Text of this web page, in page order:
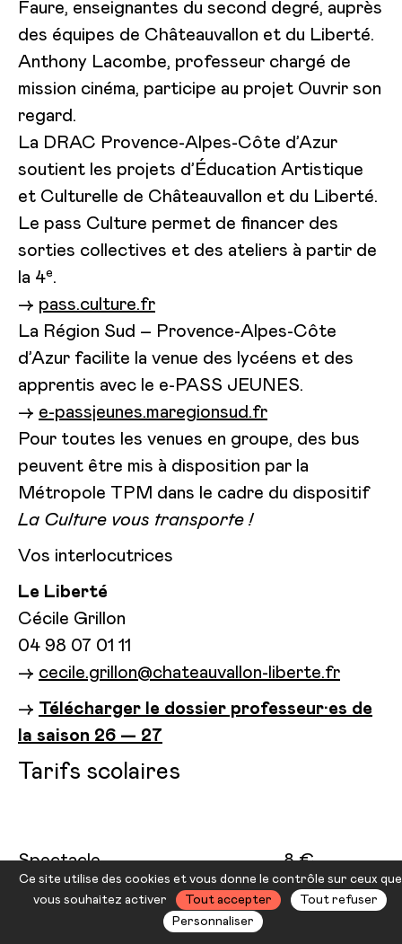
Faure, enseignantes du second degré, auprès
des équipes de Châteauvallon et du Liberté.
Anthony Lacombe, professeur chargé de
mission cinéma, participe au projet Ouvrir son
regard.
La DRAC Provence-Alpes-Côte d’Azur
soutient les projets d’Éducation Artistique
et Culturelle de Châteauvallon et du Liberté.
Le pass Culture permet de financer des
sorties collectives et des ateliers à partir de
la 4e.
→ pass.culture.fr
La Région Sud – Provence-Alpes-Côte
d’Azur facilite la venue des lycéens et des
apprentis avec le e-PASS JEUNES.
→ e-passjeunes.maregionsud.fr
Pour toutes les venues en groupe, des bus
peuvent être mis à disposition par la
Métropole TPM dans le cadre du dispositif
La Culture vous transporte !
Vos interlocutrices
Le Liberté
Cécile Grillon
04 98 07 01 11
→ cecile.grillon@chateauvallon-liberte.fr
→ Télécharger le dossier professeur·es de
la saison 26 — 27
Tarifs scolaires
Spectacle
8 €
Ciné Théma
3 €
Conférences, tables rondes,
Ce site utilise des cookies et vous donne le contrôle sur ceux que
vous souhaitez activer
Tout accepter
Tout refuser
Personnaliser